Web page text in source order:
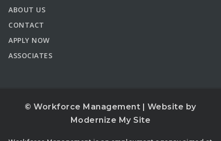
ABOUT US
CONTACT
APPLY NOW
ASSOCIATES
© Workforce Management | Website by
Modernize My Site